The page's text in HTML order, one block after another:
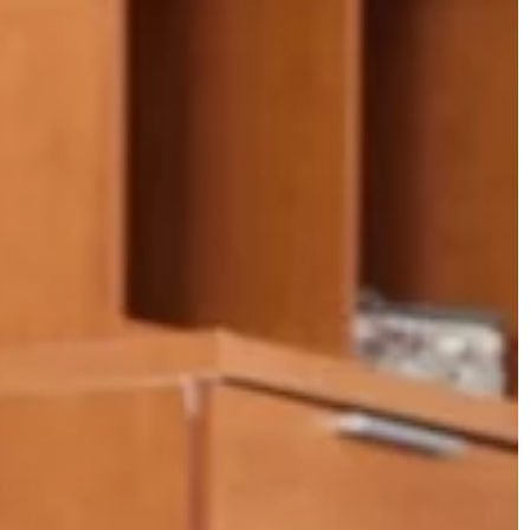
do wyboru
każdego
21 marca 2025
Elegancja i komfort: Jak wybrać idealne
meble do nowoczesnego salonu?
Odkryj, jak wybrać meble, które łączą w